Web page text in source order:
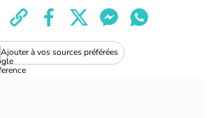
Ajouter à vos sources préférées